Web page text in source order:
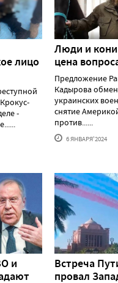
лицо
-
Люди и кони
цена
Предложение
Кадырова
украинских
снятие
против......
6 ЯНВАРЯ'2024
и
Встреча
провал